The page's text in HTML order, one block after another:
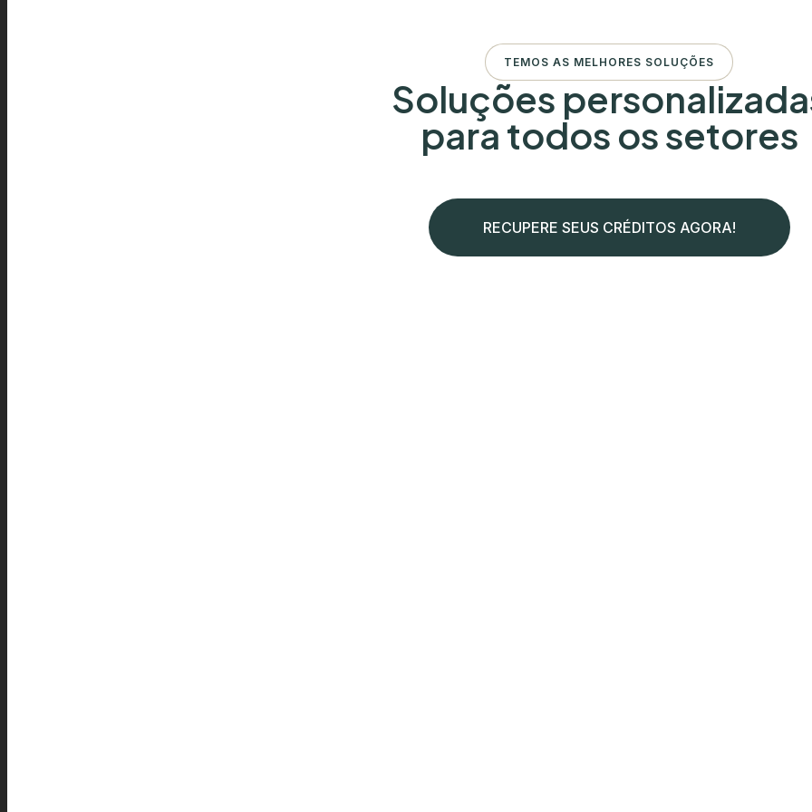
TEMOS AS MELHORES SOLUÇÕES
Soluções
para todos os setores
RECUPERE SEUS CRÉDITOS AGORA!